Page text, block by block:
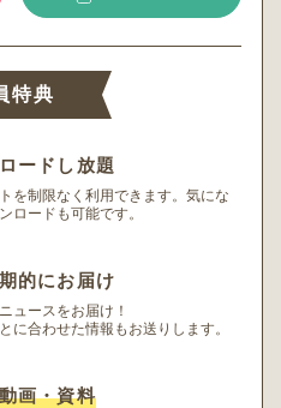
特典
ードし放題
を制限なく利用できます。 気にな
ロードも可能です。
的にお届け
ュースをお届け！
に合わせた情報もお送りします。
動画・資料